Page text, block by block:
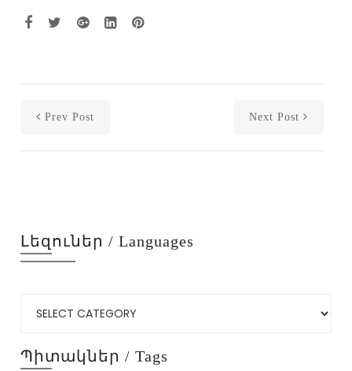
Prev Post Next Post
Լեզուներ / Languages
Պիտակներ / Tags